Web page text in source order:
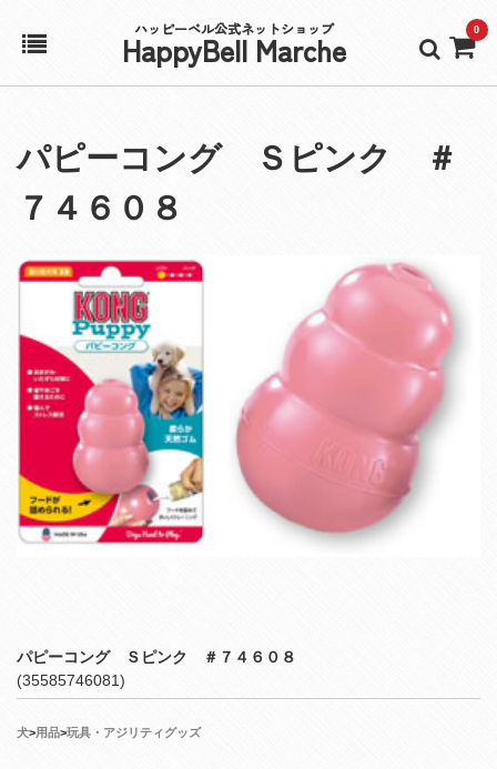
ハッピーベル公式ネットショップ
HappyBell Marche 0
アカウント
カート
パピーコング Ｓピンク ＃
７４６０８
パピーコング Ｓピンク ＃７４６０８
(35585746081)
犬>用品>玩具・アジリティグッズ